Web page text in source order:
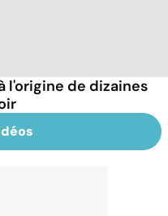
l'origine de dizaines